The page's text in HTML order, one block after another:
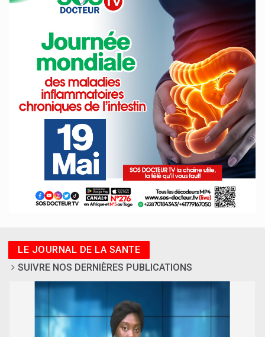
LE JOURNAL DE LA SANTE
SUIVRE NOS DERNIÈRES PUBLICATIONS